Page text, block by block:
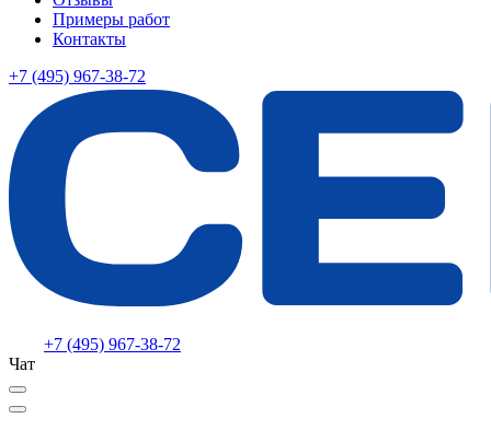
Примеры работ
Контакты
+7 (495) 967-38-72
+7 (495) 967-38-72
Чат